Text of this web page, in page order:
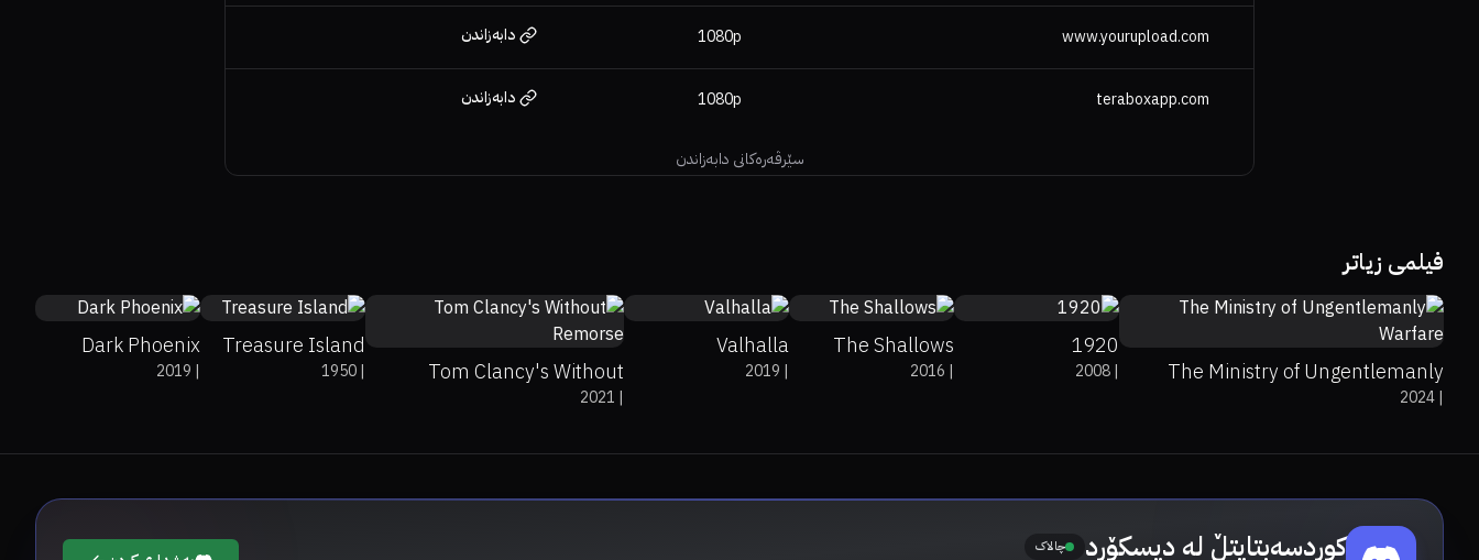
سێرڤەرەکانی دابەزاندن
www.yourupload.com
1080p دابەزاندن
teraboxapp.com
1080p دابەزاندن
فیلمی زیاتر
6.8
69%
The Ministry of Ungentlemanly
Warfare|
2024
1920
|
2008
The Shallows
|
2016
Valhalla
|
2019
Tom Clancy's Without
Remorse|
2021
Treasure Island
|
1950
Dark Phoenix
|
2019
کوردسەبتایتڵ لە دیسکۆرد چالاک